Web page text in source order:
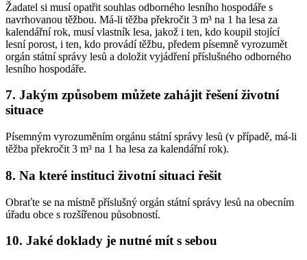
Žadatel si musí opatřit souhlas odborného lesního hospodáře s
navrhovanou těžbou. Má-li těžba překročit 3 m³ na 1 ha lesa za
kalendářní rok, musí vlastník lesa, jakož i ten, kdo koupil stojící
lesní porost, i ten, kdo provádí těžbu, předem písemně vyrozumět
orgán státní správy lesů a doložit vyjádření příslušného odborného
lesního hospodáře.
7. Jakým způsobem můžete zahájit řešení životní
situace
Písemným vyrozuměním orgánu státní správy lesů (v případě, má-li
těžba překročit 3 m³ na 1 ha lesa za kalendářní rok).
8. Na které instituci životní situaci řešit
Obraťte se na místně příslušný orgán státní správy lesů na obecním
úřadu obce s rozšířenou působností.
10. Jaké doklady je nutné mít s sebou